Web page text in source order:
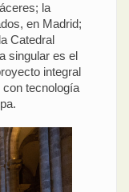
la
en Madrid;
Catedral
singular es el
integral
tecnología